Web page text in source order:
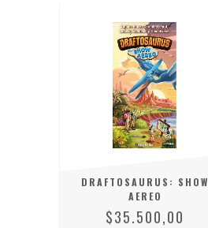
DRAFTOSAURUS: SHOW
AEREO
$35.500,00